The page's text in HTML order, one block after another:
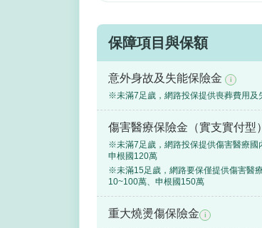
保障項目與保額
意外身故及失能保險金 i
※未滿7足歲，網路投保提供喪葬費用及
傷害醫療保險金（實支實付型）
※未滿7足歲，網路投保提供傷害醫療國
申根國120萬
※未滿15足歲，網路要保僅提供傷害醫
10~100萬、申根國150萬
重大燒燙傷保險金 i